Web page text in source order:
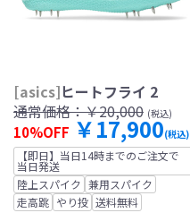
[asics]ヒートフライ 2
通常価格：￥20,000 (税込)
10%OFF ￥17,900(税込)
【即日】当日14時までのご注文で
当日発送
陸上スパイク 兼用スパイク
走高跳 やり投 送料無料